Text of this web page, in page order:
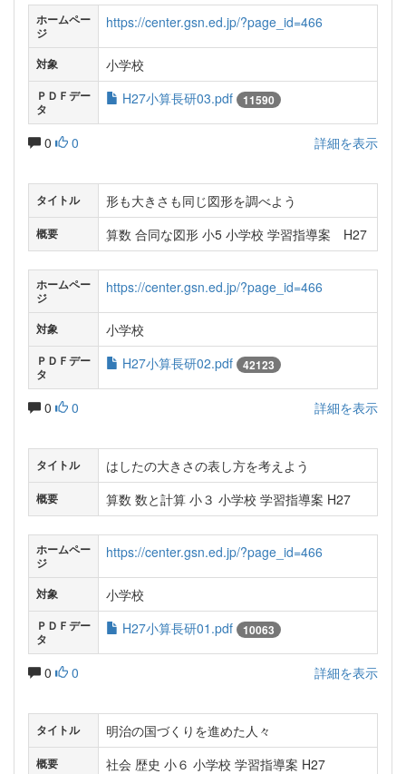
ホームペー
ジ
https://center.gsn.ed.jp/?page_id=466
対象 小学校
ＰＤＦデー
タ
H27小算長研03.pdf 11590
0 0 詳細を表示
タイトル 形も大きさも同じ図形を調べよう
概要 算数 合同な図形 小5 小学校 学習指導案 H27
ホームペー
ジ
https://center.gsn.ed.jp/?page_id=466
対象 小学校
ＰＤＦデー
タ
H27小算長研02.pdf 42123
0 0 詳細を表示
タイトル はしたの大きさの表し方を考えよう
概要 算数 数と計算 小３ 小学校 学習指導案 H27
ホームペー
ジ
https://center.gsn.ed.jp/?page_id=466
対象 小学校
ＰＤＦデー
タ
H27小算長研01.pdf 10063
0 0 詳細を表示
タイトル 明治の国づくりを進めた人々
概要 社会 歴史 小６ 小学校 学習指導案 H27